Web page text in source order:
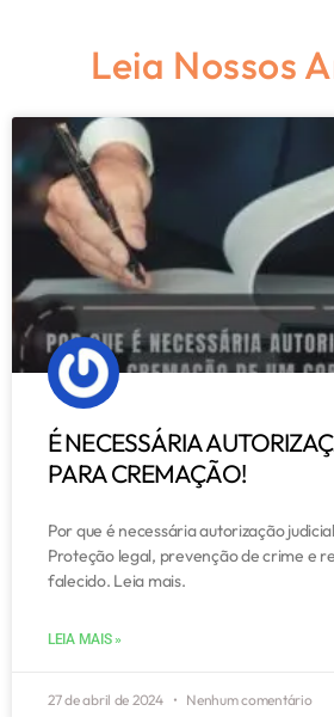
Leia Nossos
É NECESSÁRIA
PARA CREMAÇÃO!
Por que é necessária autorização
Proteção legal, prevenção de crime e
falecido. Leia mais.
LEIA MAIS »
27 de abril de 2024 Nenhum comentário